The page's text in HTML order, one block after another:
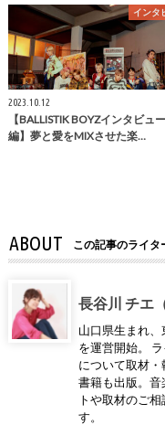
インタ
2023.10.12
【BALLISTIK BOYZインタビュ
編】夢と愛をMIXさせた楽…
ABOUT この記事のライタ
長谷川 チエ
山口県生まれ、
を運営開始。
について取材
書籍も出版。
トや取材のご
す。